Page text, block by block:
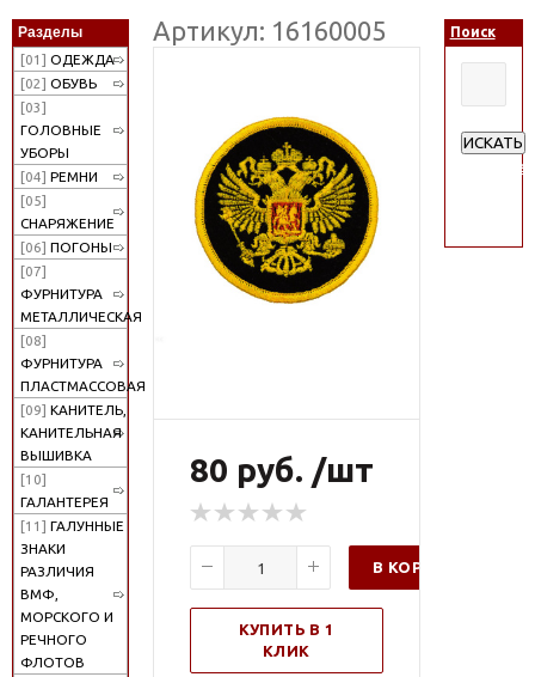
Разделы
[01] ОДЕЖДА
[02] ОБУВЬ
[03]
ГОЛОВНЫЕ
УБОРЫ
[04] РЕМНИ
[05]
СНАРЯЖЕНИЕ
[06] ПОГОНЫ
[07]
ФУРНИТУРА
МЕТАЛЛИЧЕСКАЯ
[08]
ФУРНИТУРА
ПЛАСТМАССОВАЯ
[09] КАНИТЕЛЬ,
КАНИТЕЛЬНАЯ
ВЫШИВКА
[10]
ГАЛАНТЕРЕЯ
[11] ГАЛУННЫЕ
ЗНАКИ
РАЗЛИЧИЯ
ВМФ,
МОРСКОГО И
РЕЧНОГО
ФЛОТОВ
Артикул: 16160005
80 руб. /шт
В КОРЗИНУ
КУПИТЬ В 1
КЛИК
Поиск
ИСКАТЬ